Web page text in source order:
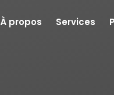
À propos Services